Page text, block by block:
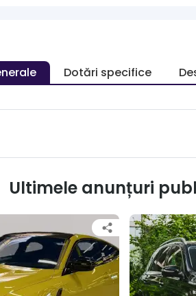
Dotări specifice
Ultimele anunțuri